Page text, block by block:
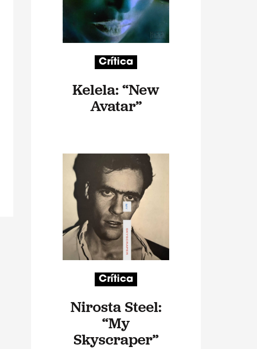
Crítica
Kelela: “New
Avatar”
Crítica
Nirosta Steel:
“My
Skyscraper”